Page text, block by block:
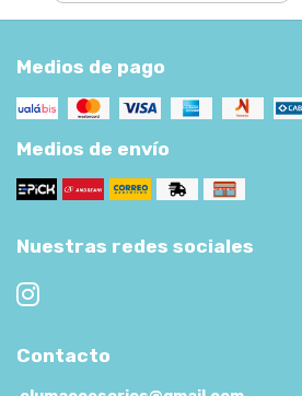
Medios de pago
Medios de envío
Nuestras redes sociales
Contacto